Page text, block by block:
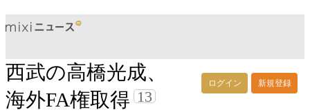
ログイン 新規登録
西武の高橋光成、
海外FA権取得 13